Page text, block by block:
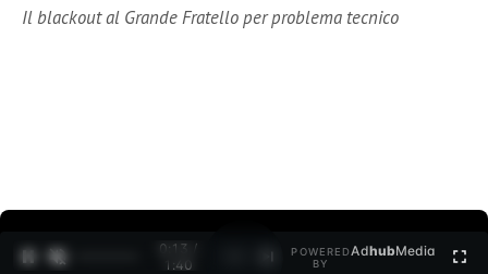
Il blackout al Grande Fratello per problema tecnico
0:15 /
1:40
POWERED
BY
AdhubMedia